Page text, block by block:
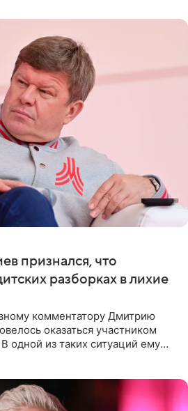
признался, что
разборках в лихие
комментатору Дмитрию
оказаться участником
одной из таких ситуаций ему